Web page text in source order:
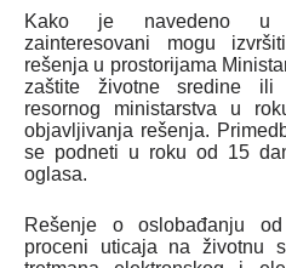
Kako je navedeno u
zainteresovani mogu
rešenja u prostorijama
zaštite životne sredine ili
resornog ministarstva u
objavljivanja rešenja.
se podneti u roku od 15
oglasa.
Rešenje o oslobađanju
proceni uticaja na životnu